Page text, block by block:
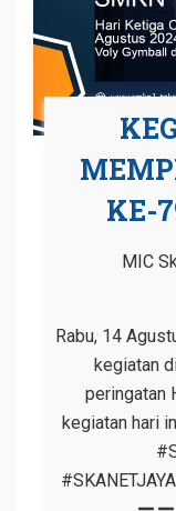
KE-
MIC
Rabu, 14
kegiatan
peringatan
kegiatan hari